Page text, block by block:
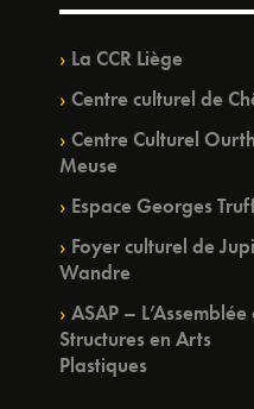
La CCR Liège
Centre culturel de
Centre Culturel
Meuse
Espace Georges
Foyer culturel de
Wandre
ASAP – L’Assemblée
Structures en Arts
Plastiques